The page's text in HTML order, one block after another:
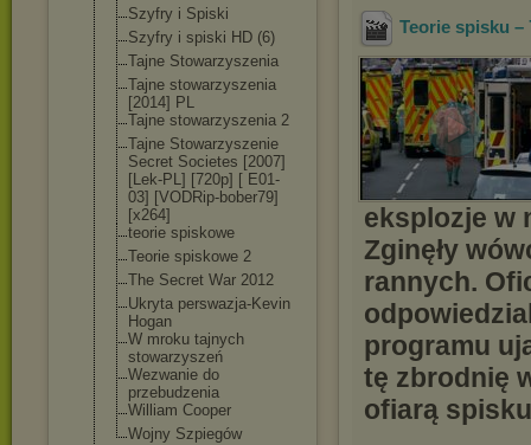
Szyfry i Spiski
Szyfry i spiski HD (6)
Tajne Stowarzyszenia
Tajne stowarzyszenia
[2014] PL
Tajne stowarzyszenia 2
Tajne Stowarzyszenie
Secret Societes [2007]
[Lek-PL] [720p] [ E01-
03] [VODRip-bober79]
[x264]
teorie spiskowe
Teorie spiskowe 2
The Secret War 2012
Ukryta perswazja-Kevin
Hogan
W mroku tajnych
stowarzyszeń
Wezwanie do
przebudzenia
William Cooper
Wojny Szpiegów
Teorie spisku –
eksplozje w
Zginęły
rannych.
programu
tę zbrodnię
ofiarą